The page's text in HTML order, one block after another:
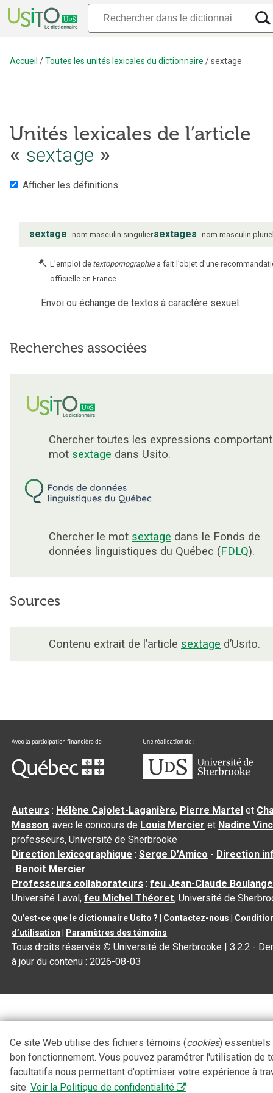
Accueil /Toutes les unités lexicales du dictionnaire /sextage
Unités lexicales de l’article
« sextage »
Afficher les définitions
sextage nom masculin singuliersextages nom masculin
L’emploi de textopornographie a fait l’objet d’une
officielle en France.
Envoi ou échange de textos à caractère sexuel.
Recherches associées
Chercher toutes les expressions
mot sextage dans Usito.
Chercher le mot sextage dans le Fonds de
données linguistiques du Québec (FDLQ).
Sources
Contenu extrait de l’article sextage d’Usito.
Auteurs : Hélène Cajolet-Laganière, Pierre Martel et
Masson, avec le concours de Louis Mercier et Nadine
professeurs, Université de Sherbrooke
Direction lexicographique :Serge D’Amico - Direction
: Benoit Mercier
Professeurs collaborateurs :feu Jean-Claude
Université Laval,feu Michel Théoret, Université de
Qu’est-ce que le dictionnaire Usito ? Contactez-nous
d’utilisation
Paramètres des témoins
Tous droits réservés © Université de Sherbrooke |3.2.2 -
à jour du contenu :2026-08-03
Ce site Web utilise des fichiers témoins (cookies) essentiels
bon fonctionnement. Vous pouvez paramétrer l'utilisation de
facultatifs nous permettant d'optimiser votre expérience à
site. Voir la Politique de confidentialité